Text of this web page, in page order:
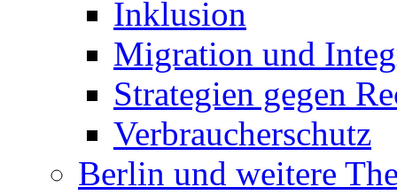
Inklusion
Migration und
Strategien gegen
Verbraucherschutz
Berlin und weitere